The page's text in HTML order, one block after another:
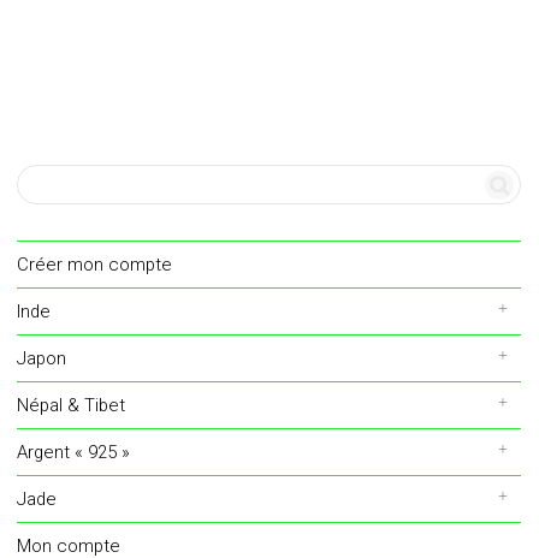
Créer mon compte
Inde
Japon
Népal & Tibet
Argent « 925 »
Jade
Mon compte